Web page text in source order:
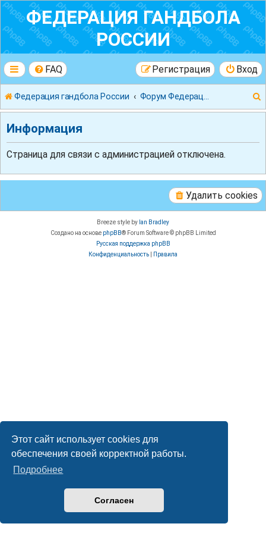
Этот сайт использует cookies для
обеспечения своей корректной работы.
Подробнее
Согласен
ФЕДЕРАЦИЯ ГАНДБОЛА
РОССИИ
FAQ Вход
Регистрация
Федерация гандбола России
Информация
Страница для связи с администрацией отключена.
Удалить cookies
Breeze style by Ian Bradley
Создано на основе phpBB® Forum Software © phpBB Limited
Русская поддержка phpBB
Конфиденциальность
Правила